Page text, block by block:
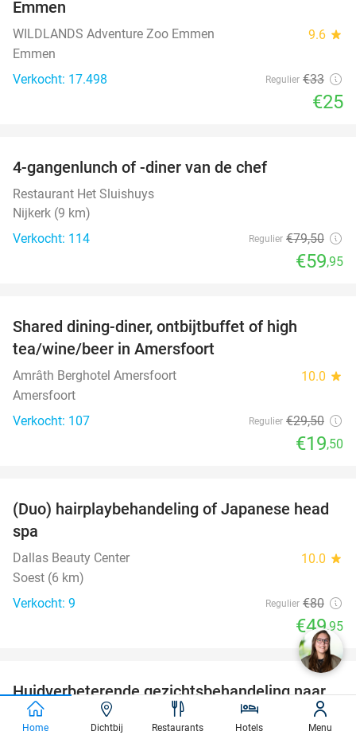
Emmen
WILDLANDS Adventure Zoo Emmen 9.6 star
Emmen
Verkocht: 17.498
Regulier €33
€25
4-gangenlunch of -diner van de chef
Restaurant Het Sluishuys
Nijkerk (9 km)
Verkocht: 114
Regulier €79,50
€59,95
Shared dining-diner, ontbijtbuffet of high
tea/wine/beer in Amersfoort
Amrâth Berghotel Amersfoort 10.0 star
Amersfoort
Verkocht: 107
Regulier €29,50
€19,50
38%
(Duo) hairplaybehandeling of Japanese head
spa
Dallas Beauty Center 10.0 star
Soest (6 km)
Verkocht: 9
Regulier €80
€49,95
88%
favorite_border
Huidverbeterende gezichtsbehandeling naar
keuze
Home Dichtbij Restaurants Hotels Menu